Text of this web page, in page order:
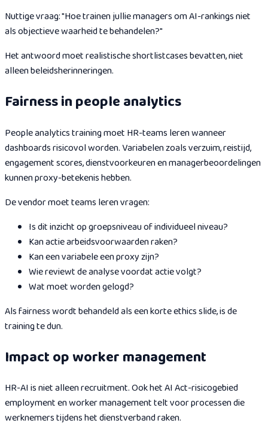
Nuttige vraag: "Hoe trainen jullie managers om AI-rankings niet
als objectieve waarheid te behandelen?"
Het antwoord moet realistische shortlistcases bevatten, niet
alleen beleidsherinneringen.
Fairness in people analytics
People analytics training moet HR-teams leren wanneer
dashboards risicovol worden. Variabelen zoals verzuim, reistijd,
engagement scores, dienstvoorkeuren en managerbeoordelingen
kunnen proxy-betekenis hebben.
De vendor moet teams leren vragen:
Is dit inzicht op groepsniveau of individueel niveau?
Kan actie arbeidsvoorwaarden raken?
Kan een variabele een proxy zijn?
Wie reviewt de analyse voordat actie volgt?
Wat moet worden gelogd?
Als fairness wordt behandeld als een korte ethics slide, is de
training te dun.
Impact op worker management
HR-AI is niet alleen recruitment. Ook het AI Act-risicogebied
employment en worker management telt voor processen die
werknemers tijdens het dienstverband raken.